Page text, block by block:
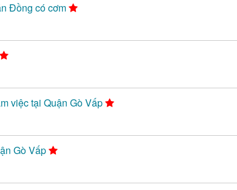
Đồng có cơm
việc tại Quận Gò Vấp
Gò Vấp